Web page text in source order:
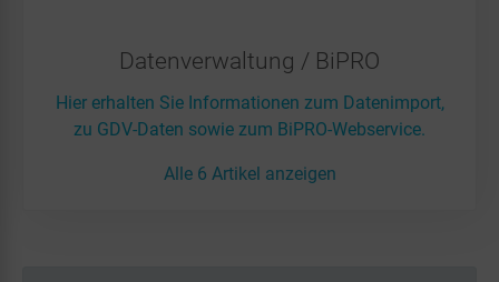
Datenverwaltung / BiPRO
Hier erhalten Sie Informationen zum Datenimport,
zu GDV-Daten sowie zum BiPRO-Webservice.
Alle 6 Artikel anzeigen